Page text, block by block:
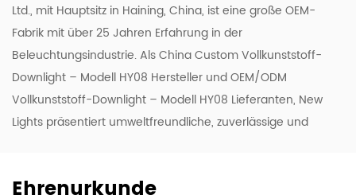
Ltd., mit Hauptsitz in Haining, China, ist eine große OEM-
Fabrik mit über 25 Jahren Erfahrung in der
Beleuchtungsindustrie. Als China CustomVollkunststoff-
Downlight – Modell HY08 Hersteller und OEM/ODM
Vollkunststoff-Downlight – Modell HY08 Lieferanten, New
Lights präsentiert umweltfreundliche, zuverlässige und
Kompetenz zu stärken, modernisieren wir kontinuierlich